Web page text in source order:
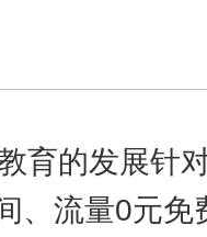
育的发展针
流量0元免